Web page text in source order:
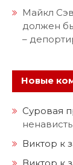
Майкл
должен
–
Новые
Суровая
Виктор к